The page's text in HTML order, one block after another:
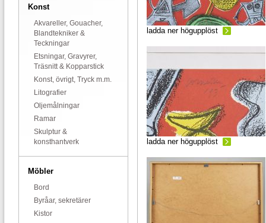
Konst
Akvareller, Gouacher,
Blandtekniker &
Teckningar
Etsningar, Gravyrer,
Träsnitt & Kopparstick
Konst, övrigt, Tryck m.m.
Litografier
Oljemålningar
Ramar
Skulptur &
konsthantverk
Möbler
Bord
Byråar, sekretärer
Kistor
ladda ner högupplöst
ladda ner högupplöst